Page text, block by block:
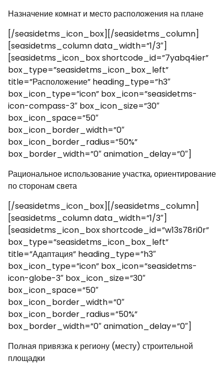
Назначение комнат и место расположения на плане
[/seasidetms_icon_box][/seasidetms_column]
[seasidetms_column data_width=”1/3″]
[seasidetms_icon_box shortcode_id=”7yabq4ier”
box_type=”seasidetms_icon_box_left”
title=”Расположение” heading_type=”h3″
box_icon_type=”icon” box_icon=”seasidetms-
icon-compass-3″ box_icon_size=”30″
box_icon_space=”50″
box_icon_border_width=”0″
box_icon_border_radius=”50%”
box_border_width=”0″ animation_delay=”0″]
Рациональное использование участка, ориентирование
по сторонам света
[/seasidetms_icon_box][/seasidetms_column]
[seasidetms_column data_width=”1/3″]
[seasidetms_icon_box shortcode_id=”w13s78ri0r”
box_type=”seasidetms_icon_box_left”
title=”Адаптация” heading_type=”h3″
box_icon_type=”icon” box_icon=”seasidetms-
icon-globe-3″ box_icon_size=”30″
box_icon_space=”50″
box_icon_border_width=”0″
box_icon_border_radius=”50%”
box_border_width=”0″ animation_delay=”0″]
Полная привязка к региону (месту) строительной
площадки